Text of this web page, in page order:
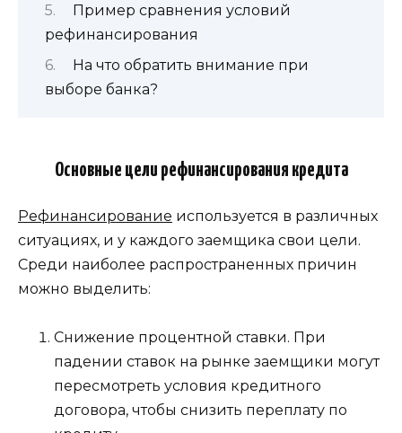
Пример сравнения условий
рефинансирования
На что обратить внимание при
выборе банка?
Основные цели рефинансирования кредита
Рефинансирование используется в различных
ситуациях, и у каждого заемщика свои цели.
Среди наиболее распространенных причин
можно выделить:
Снижение процентной ставки. При
падении ставок на рынке заемщики могут
пересмотреть условия кредитного
договора, чтобы снизить переплату по